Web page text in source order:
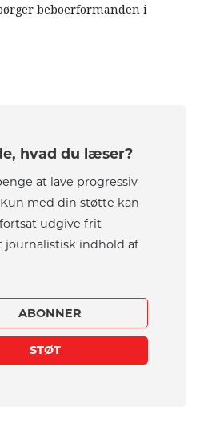
beboerformanden i
hvad du læser?
at lave progressiv
med din støtte kan
udgive frit
indhold af
ABONNER
STØT